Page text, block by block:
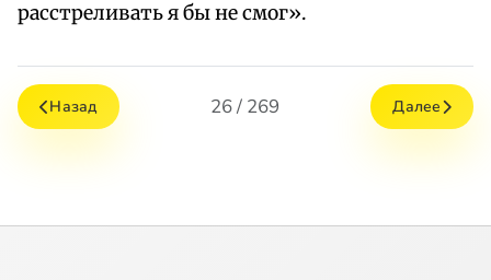
расстреливать я бы не смог».
Назад 26 / 269 Далее